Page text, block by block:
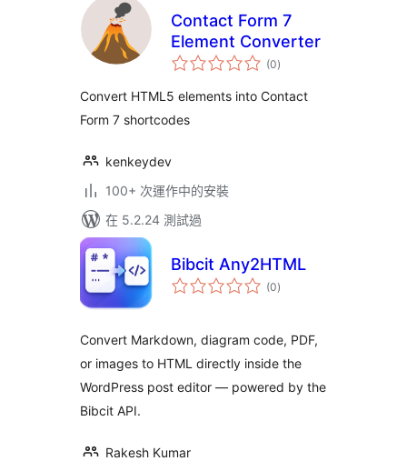
Contact Form 7
Element Converter
(0總
評)
Convert HTML5 elements into Contact
Form 7 shortcodes
kenkeydev
100+ 次運作中的安裝
在 5.2.24 測試過
Bibcit Any2HTML
(0總
評)
Convert Markdown, diagram code, PDF,
or images to HTML directly inside the
WordPress post editor — powered by the
Bibcit API.
Rakesh Kumar